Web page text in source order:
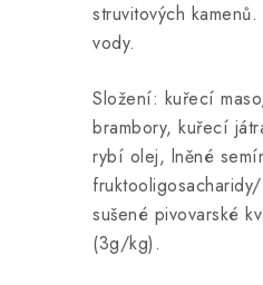
struvitových
vody.
Složení: kuřecí
brambory, kuřecí
rybí olej, lněné
sušené pivovarské
(3g/kg).